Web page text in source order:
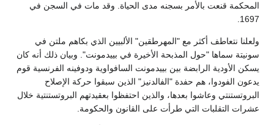
المحكمة قنعت بالأمر بسجنه مدى الحياة. وقد مات في السجن في
1697.
ولعلنا نتعاطف أكثر مع "المهرطقين" الألبيين الذي بكاهم ملتن في
سونيتة سماها "حول المذبحة الأخيرة في بييدمونت". وبيان ذلك أنه كان
يسكن الأودية الرابضة بين بييدمونت السافواوية ودوفينه الفرنسية قوم
يدعون الفودوا، هم حفدة "الفالدنيز" الذين سبقوا حركة الإصلاح
البروتستنتي وعاشوا بعدها، والذين احتفظوا بعقيدتهم البروتستنتية خلال
عشرات التقلبات التي طرأت على القانون والحكومة.